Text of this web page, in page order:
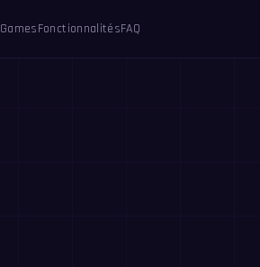
GamesFonctionnalitésFAQ